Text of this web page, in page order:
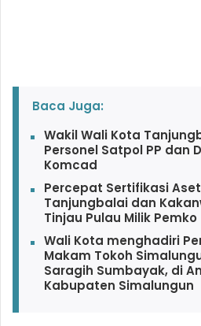
Baca Juga:
Wakil Wali Kota
Personel Satpol PP dan
Komcad
Percepat Sertifikasi
Tanjungbalai dan
Tinjau Pulau Milik Pemko
Wali Kota menghadiri
Makam Tokoh
Saragih Sumbayak, di
Kabupaten Simalungun